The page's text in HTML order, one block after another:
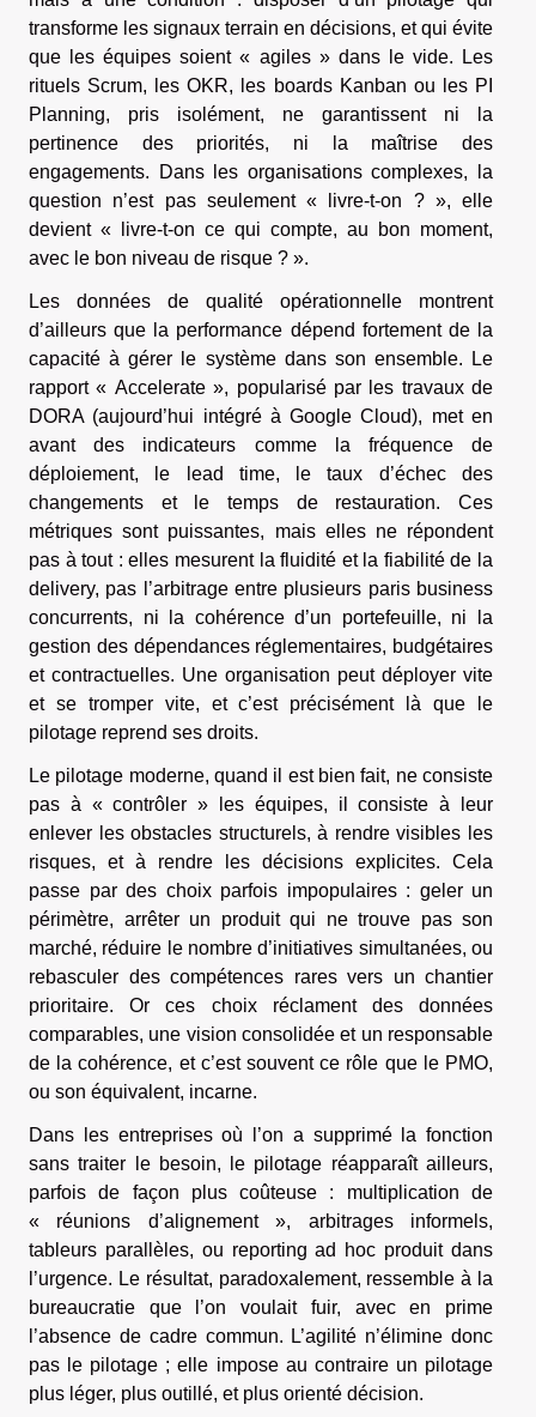
transforme les signaux terrain en décisions, et qui évite
que les équipes soient « agiles » dans le vide. Les
rituels Scrum, les OKR, les boards Kanban ou les PI
Planning, pris isolément, ne garantissent ni la
pertinence des priorités, ni la maîtrise des
engagements. Dans les organisations complexes, la
question n’est pas seulement « livre-t-on ? », elle
devient « livre-t-on ce qui compte, au bon moment,
avec le bon niveau de risque ? ».
Les données de qualité opérationnelle montrent
d’ailleurs que la performance dépend fortement de la
capacité à gérer le système dans son ensemble. Le
rapport « Accelerate », popularisé par les travaux de
DORA (aujourd’hui intégré à Google Cloud), met en
avant des indicateurs comme la fréquence de
déploiement, le lead time, le taux d’échec des
changements et le temps de restauration. Ces
métriques sont puissantes, mais elles ne répondent
pas à tout : elles mesurent la fluidité et la fiabilité de la
delivery, pas l’arbitrage entre plusieurs paris business
concurrents, ni la cohérence d’un portefeuille, ni la
gestion des dépendances réglementaires, budgétaires
et contractuelles. Une organisation peut déployer vite
et se tromper vite, et c’est précisément là que le
pilotage reprend ses droits.
Le pilotage moderne, quand il est bien fait, ne consiste
pas à « contrôler » les équipes, il consiste à leur
enlever les obstacles structurels, à rendre visibles les
risques, et à rendre les décisions explicites. Cela
passe par des choix parfois impopulaires : geler un
périmètre, arrêter un produit qui ne trouve pas son
marché, réduire le nombre d’initiatives simultanées, ou
rebasculer des compétences rares vers un chantier
prioritaire. Or ces choix réclament des données
comparables, une vision consolidée et un responsable
de la cohérence, et c’est souvent ce rôle que le PMO,
ou son équivalent, incarne.
Dans les entreprises où l’on a supprimé la fonction
sans traiter le besoin, le pilotage réapparaît ailleurs,
parfois de façon plus coûteuse : multiplication de
« réunions d’alignement », arbitrages informels,
tableurs parallèles, ou reporting ad hoc produit dans
l’urgence. Le résultat, paradoxalement, ressemble à la
bureaucratie que l’on voulait fuir, avec en prime
l’absence de cadre commun. L’agilité n’élimine donc
pas le pilotage ; elle impose au contraire un pilotage
plus léger, plus outillé, et plus orienté décision.